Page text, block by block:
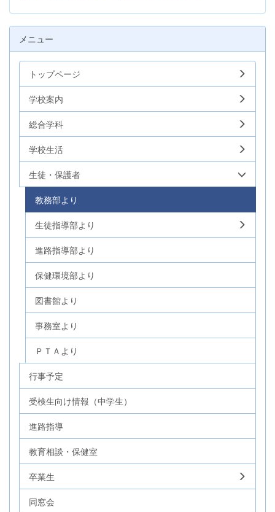
メニュー
トップページ
学校案内
総合学科
学校生活
生徒・保護者
教務部より
生徒指導部より
進路指導部より
保健環境部より
図書館より
事務室より
ＰＴＡより
行事予定
受検生向け情報（中学生）
進路指導
教育相談・保健室
卒業生
同窓会